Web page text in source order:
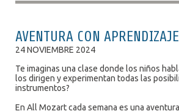
AVENTURA CON APRENDIZAJE
24 NOVIEMBRE 2024
Te imaginas una clase donde los niños
los dirigen y experimentan todas las
instrumentos?
En All Mozart cada semana es una